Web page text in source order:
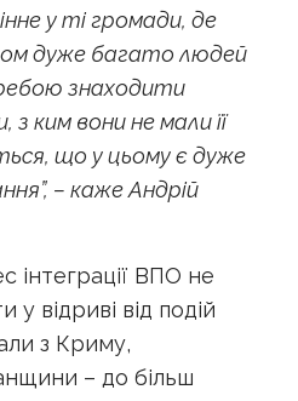
у ті громади, де
дуже багато людей
знаходити
з ким вони не мали її
що у цьому є дуже
– каже Андрій
інтеграції ВПО не
відриві від подій
з Криму,
– до більш